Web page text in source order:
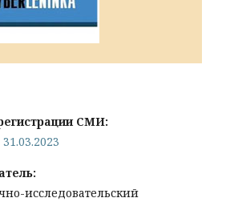
СМИ:
исследовательский